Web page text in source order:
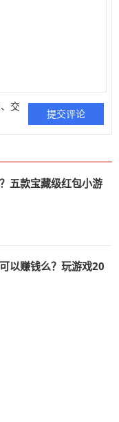
交
五款宝藏级红包小游
以赚钱么？玩游戏20